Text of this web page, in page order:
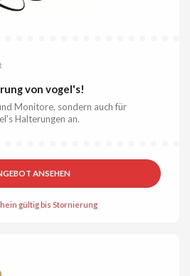
von vogel's!
Monitore, sondern auch für
Halterungen an.
ANSEHEN
gültig bis Stornierung